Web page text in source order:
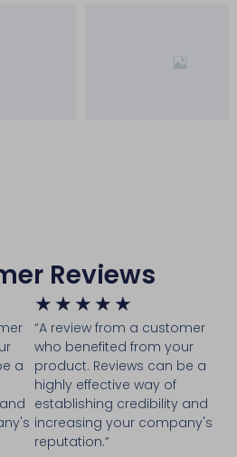
Reviews
a
★ ★ ★ ★ ★
“A review from a customer
who benefited from your
product. Reviews can be a
highly effective way of
establishing credibility and
increasing your company's
reputation.”